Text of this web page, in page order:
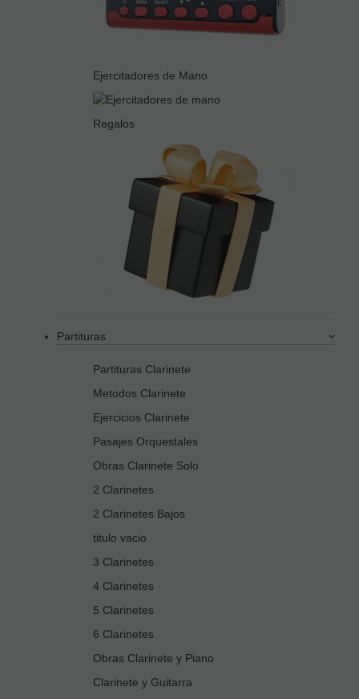
Ejercitadores de Mano
Regalos
Partituras
Partituras Clarinete
Metodos Clarinete
Ejercicios Clarinete
Pasajes Orquestales
Obras Clarinete Solo
2 Clarinetes
2 Clarinetes Bajos
titulo vacio
3 Clarinetes
4 Clarinetes
5 Clarinetes
6 Clarinetes
Obras Clarinete y Piano
Clarinete y Guitarra